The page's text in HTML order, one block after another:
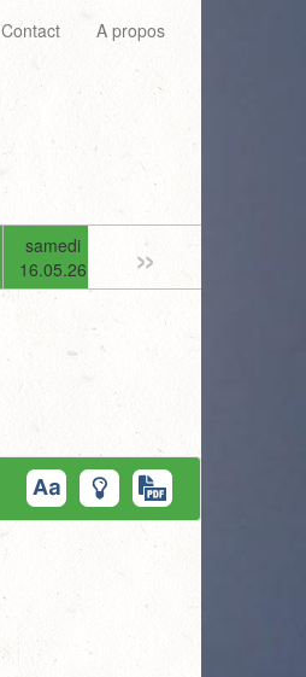
Contact A propos
samedi
16.05.26
17.05.26
»